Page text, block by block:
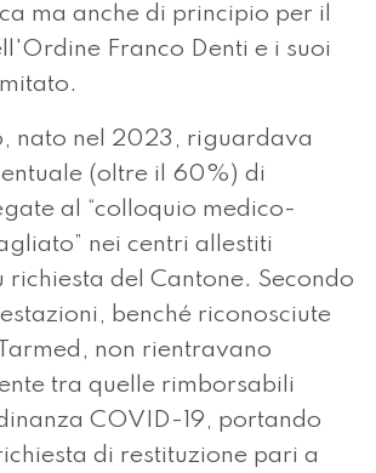
ma anche di principio per il
Franco Denti e i suoi
nato nel 2023, riguardava
(oltre il 60%) di
al “colloquio medico-
nei centri allestiti
richiesta del Cantone. Secondo
benché riconosciute
non rientravano
tra quelle rimborsabili
COVID-19, portando
di restituzione pari a